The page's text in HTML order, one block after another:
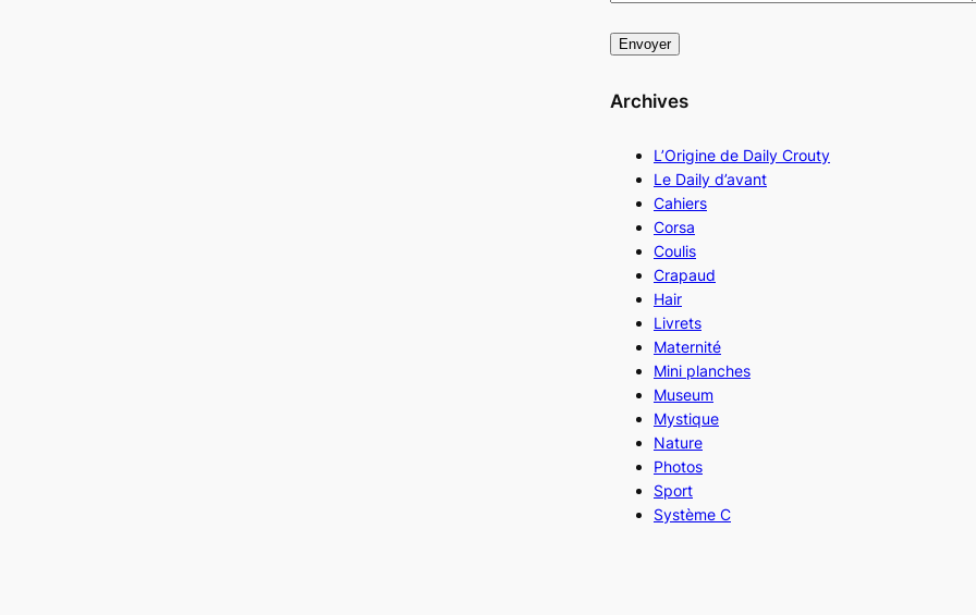
Archives
L’Origine de Daily Crouty
Le Daily d’avant
Cahiers
Corsa
Coulis
Crapaud
Hair
Livrets
Maternité
Mini planches
Museum
Mystique
Nature
Photos
Sport
Système C